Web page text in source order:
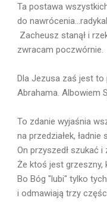
Ta postawa
do
Zacheusz stanął i
zwracam poczwórnie.
Dla Jezusa zaś jest to
Abrahama. Albowiem
To zdanie wyjaśnia
na przedziałek,
On przyszedł szukać i
Że ktoś jest grzeszny,
Bo Bóg "lubi" tylko
i odmawiają trzy